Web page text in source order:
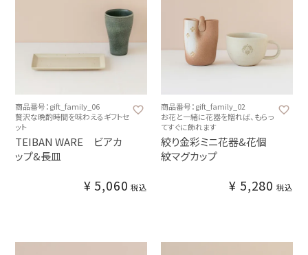
商品番号：gift_family_06
贅沢な晩酌時間を味わえるギフトセ
ット
TEIBAN WARE ビアカ
ップ&長皿
¥ 5,060 税込
商品番号：gift_family_02
お花と一緒に花器を贈れば、もらっ
てすぐに飾れます
絞り金彩ミニ花器&花個
紋マグカップ
¥ 5,280 税込